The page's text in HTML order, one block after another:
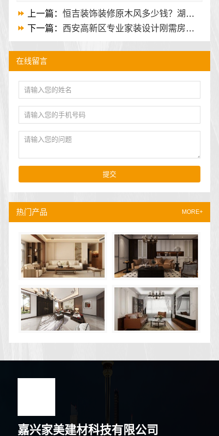
上一篇： 恒吉装饰装修原木风多少钱？湖北全包装修套餐
下一篇：
西安高新区专业家装设计刚需房售后完善-居安天成
热门产品 MORE+
在线留言
提交
嘉兴家美建材科技有限公司